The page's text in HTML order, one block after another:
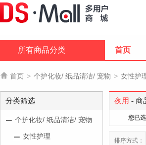
所有商品分类 首页
 首页 > 个护化妆/ 纸品清洁/ 宠物 > 女性护
分类筛选
个护化妆/ 纸品清洁/ 宠物
女性护理
夜用 - 商
您已选
排序方式：